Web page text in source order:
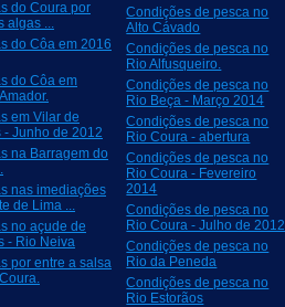
do Coura por
algas ...
do Côa em 2016
do Côa em
em Vilar de
- Junho de 2012
na Barragem do
nas imediações
de Lima ...
no açude de
- Rio Neiva
por entre a salsa
Condições de pesca no
Alto Cávado
Condições de pesca no
Rio Alfusqueiro.
Condições de pesca no
Rio Beça - Março 2014
Condições de pesca no
Rio Coura - abertura
Condições de pesca no
Rio Coura - Fevereiro
2014
Condições de pesca no
Rio Coura - Julho de 2012
Condições de pesca no
Rio da Peneda
Condições de pesca no
Rio Estorãos